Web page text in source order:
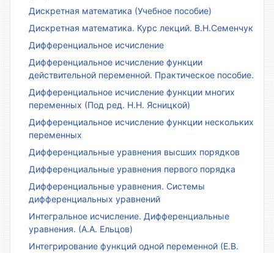
Дискретная математика (Учебное пособие)
Дискретная математика. Курс лекций. В.Н.Семенчук
Дифференциальное исчисление
Дифференциальное исчисление функции
действительной переменной. Практическое пособие.
Дифференциальное исчисление функции многих
переменных (Под ред. Н.Н. Ясницкой)
Дифференциальное исчисление функции нескольких
переменных
Дифференциальные уравнения высших порядков
Дифференциальные уравнения первого порядка
Дифференциальные уравнения. Системы
дифференциальных уравнений
Интегральное исчисление. Дифференциальные
уравнения. (А.А. Ельцов)
Интегрирование функций одной переменной (Е.В.